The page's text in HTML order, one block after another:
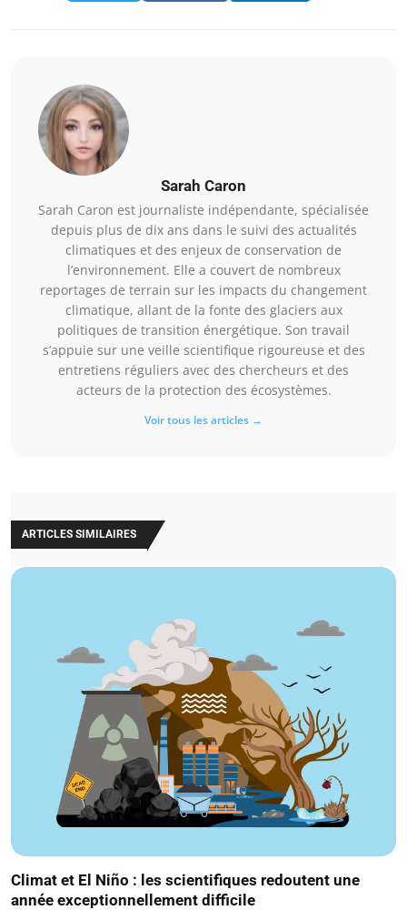
Sarah Caron
Sarah Caron est journaliste indépendante, spécialisée
depuis plus de dix ans dans le suivi des actualités
climatiques et des enjeux de conservation de
l’environnement. Elle a couvert de nombreux
reportages de terrain sur les impacts du changement
climatique, allant de la fonte des glaciers aux
politiques de transition énergétique. Son travail
s’appuie sur une veille scientifique rigoureuse et des
entretiens réguliers avec des chercheurs et des
acteurs de la protection des écosystèmes.
Voir tous les articles →
ARTICLES SIMILAIRES
Climat et El Niño : les scientifiques redoutent une
année exceptionnellement difficile